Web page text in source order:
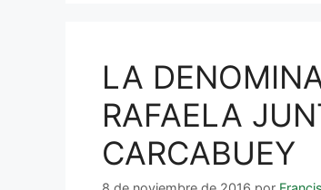
LA
RAFAELA
CARCABUEY